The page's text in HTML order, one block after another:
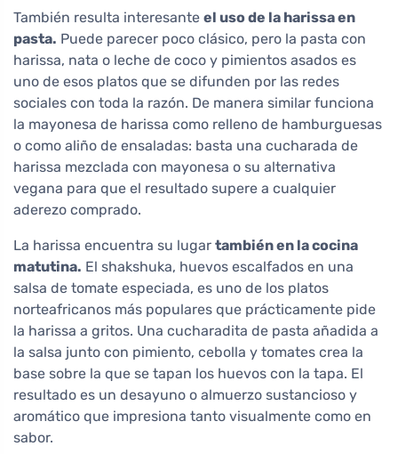
También resulta interesante el uso de la harissa en
pasta. Puede parecer poco clásico, pero la pasta con
harissa, nata o leche de coco y pimientos asados es
uno de esos platos que se difunden por las redes
sociales con toda la razón. De manera similar funciona
la mayonesa de harissa como relleno de hamburguesas
o como aliño de ensaladas: basta una cucharada de
harissa mezclada con mayonesa o su alternativa
vegana para que el resultado supere a cualquier
aderezo comprado.
La harissa encuentra su lugar también en la cocina
matutina. El shakshuka, huevos escalfados en una
salsa de tomate especiada, es uno de los platos
norteafricanos más populares que prácticamente pide
la harissa a gritos. Una cucharadita de pasta añadida a
la salsa junto con pimiento, cebolla y tomates crea la
base sobre la que se tapan los huevos con la tapa. El
resultado es un desayuno o almuerzo sustancioso y
aromático que impresiona tanto visualmente como en
sabor.